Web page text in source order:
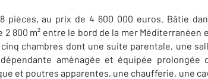
pièces, au prix de 4 600 000 euros. Bâtie
2 800 m² entre le bord de la mer Méditerranéen
chambres dont une suite parentale, une
aménagée et équipée prolongée
et poutres apparentes, une chaufferie, une